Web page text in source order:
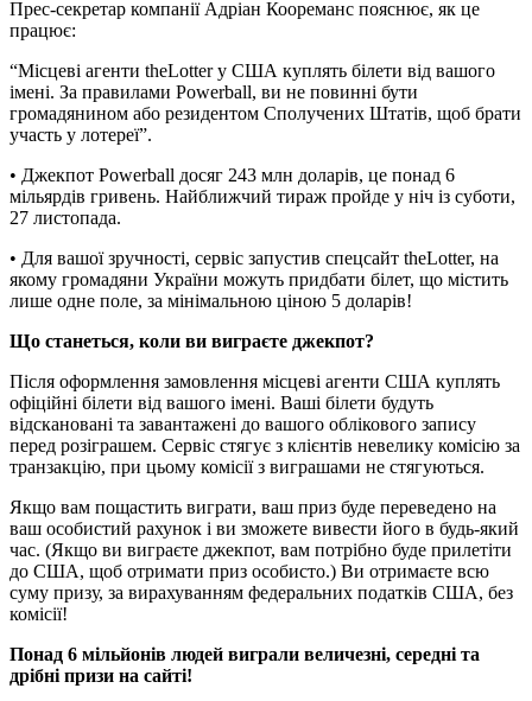
Прес-секретар компанії Адріан Коореманс пояснює, як це
працює:
“Місцеві агенти theLotter у США куплять білети від вашого
імені. За правилами Powerball, ви не повинні бути
громадянином або резидентом Сполучених Штатів, щоб брати
участь у лотереї”.
• Джекпот Powerball досяг 243 млн доларів, це понад 6
мільярдів гривень. Найближчий тираж пройде у ніч із суботи,
27 листопада.
• Для вашої зручності, сервіс запустив спецсайт theLotter, на
якому громадяни України можуть придбати білет, що містить
лише одне поле, за мінімальною ціною 5 доларів!
Що станеться, коли ви виграєте джекпот?
Після оформлення замовлення місцеві агенти США куплять
офіційні білети від вашого імені. Ваші білети будуть
відскановані та завантажені до вашого облікового запису
перед розіграшем. Сервіс стягує з клієнтів невелику комісію за
транзакцію, при цьому комісії з виграшами не стягуються.
Якщо вам пощастить виграти, ваш приз буде переведено на
ваш особистий рахунок і ви зможете вивести його в будь-який
час. (Якщо ви виграєте джекпот, вам потрібно буде прилетіти
до США, щоб отримати приз особисто.) Ви отримаєте всю
суму призу, за вирахуванням федеральних податків США, без
комісії!
Понад 6 мільйонів людей виграли величезні, середні та
дрібні призи на сайті!